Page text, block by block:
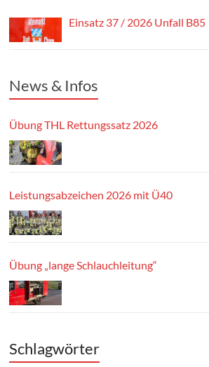
Einsatz 37 / 2026 Unfall B85
News & Infos
Übung THL Rettungssatz 2026
Leistungsabzeichen 2026 mit Ü40
Übung „lange Schlauchleitung“
Schlagwörter